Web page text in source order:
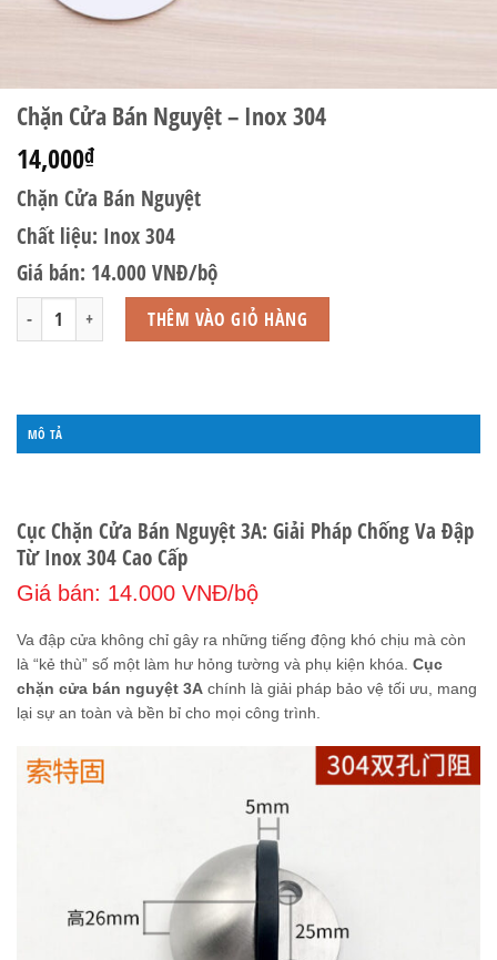
Chặn Cửa Bán Nguyệt – Inox 304
14,000₫
Chặn Cửa Bán Nguyệt
Chất liệu: Inox 304
Giá bán: 14.000 VNĐ/bộ
Chặn Cửa Bán Nguyệt - Inox 304 số lượng
THÊM VÀO GIỎ HÀNG
MÔ TẢ
Cục Chặn Cửa Bán Nguyệt 3A: Giải Pháp Chống Va Đập
Từ Inox 304 Cao Cấp
Giá bán: 14.000 VNĐ/bộ
Va đập cửa không chỉ gây ra những tiếng động khó chịu mà còn
là “kẻ thù” số một làm hư hỏng tường và phụ kiện khóa. Cục
chặn cửa bán nguyệt 3A chính là giải pháp bảo vệ tối ưu, mang
lại sự an toàn và bền bỉ cho mọi công trình.